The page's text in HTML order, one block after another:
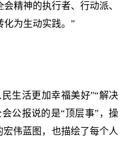
精神的执行者、行动派、
化为生动实践。”
生活更加幸福美好”“解决
公报说的是“顶层事”，操
伟蓝图，也描绘了每个人